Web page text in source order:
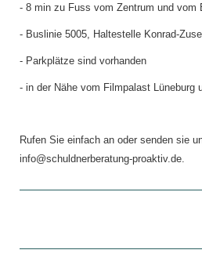
- 8 min zu Fuss vom Zentrum und vom
- Buslinie 5005, Haltestelle Konrad-
- Parkplätze sind vorhanden
- in der Nähe vom Filmpalast Lüneburg
Rufen Sie einfach an oder senden sie
info@schuldnerberatung-proaktiv.de.